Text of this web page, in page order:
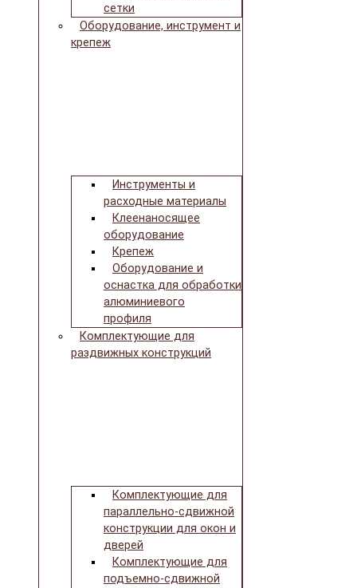
сетки
Оборудование, инструмент и
крепеж
Инструменты и
расходные материалы
Клеенаносящее
оборудование
Крепеж
Оборудование и
оснастка для обработки
алюминиевого
профиля
Комплектующие для
раздвижных конструкций
Комплектующие для
параллельно-сдвижной
конструкции для окон и
дверей
Комплектующие для
подъемно-сдвижной